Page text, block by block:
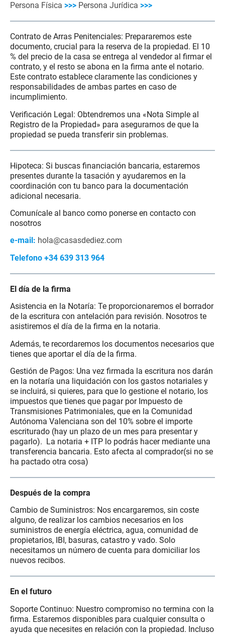
Persona Física >>> Persona Jurídica >>>
Contrato de Arras Penitenciales: Prepararemos este
documento, crucial para la reserva de la propiedad. El 10
% del precio de la casa se entrega al vendedor al firmar el
contrato, y el resto se abona en la firma ante el notario.
Este contrato establece claramente las condiciones y
responsabilidades de ambas partes en caso de
incumplimiento.
Verificación Legal: Obtendremos una «Nota Simple al
Registro de la Propiedad» para asegurarnos de que la
propiedad se pueda transferir sin problemas.
Hipoteca: Si buscas financiación bancaria, estaremos
presentes durante la tasación y ayudaremos en la
coordinación con tu banco para la documentación
adicional necesaria.
Comunícale al banco como ponerse en contacto con
nosotros
e-mail: hola@casasdediez.com
Telefono +34 639 313 964
El día de la firma
Asistencia en la Notaría: Te proporcionaremos el borrador
de la escritura con antelación para revisión. Nosotros te
asistiremos el día de la firma en la notaria.
Además, te recordaremos los documentos necesarios que
tienes que aportar el día de la firma.
Gestión de Pagos: Una vez firmada la escritura nos darán
en la notaría una liquidación con los gastos notariales y
se incluirá, si quieres, para que lo gestione el notario, los
impuestos que tienes que pagar por Impuesto de
Transmisiones Patrimoniales, que en la Comunidad
Autónoma Valenciana son del 10% sobre el importe
escriturado (hay un plazo de un mes para presentar y
pagarlo). La notaria + ITP lo podrás hacer mediante una
transferencia bancaria. Esto afecta al comprador(si no se
ha pactado otra cosa)
Después de la compra
Cambio de Suministros: Nos encargaremos, sin coste
alguno, de realizar los cambios necesarios en los
suministros de energía eléctrica, agua, comunidad de
propietarios, IBI, basuras, catastro y vado. Solo
necesitamos un número de cuenta para domiciliar los
nuevos recibos.
En el futuro
Soporte Continuo: Nuestro compromiso no termina con la
firma. Estaremos disponibles para cualquier consulta o
ayuda que necesites en relación con la propiedad. Incluso